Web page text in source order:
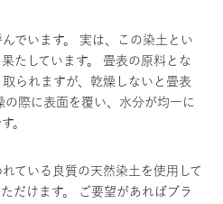
でいます。 実は、この染土とい
たしています。 畳表の原料とな
られますが、乾燥しないと畳表
の際に表面を覆い、水分が均一に
。
ている良質の天然染土を使用して
だけます。 ご要望があればブラ